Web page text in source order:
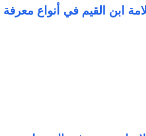
ابن القيم في أنواع معرفة